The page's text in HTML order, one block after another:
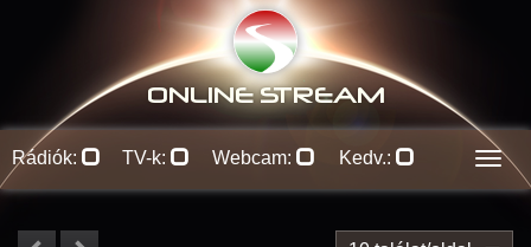
ONLINE STREAM
Rádiók: TV-k: Webcam: Kedv.: